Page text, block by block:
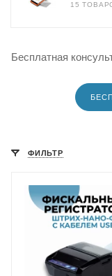
15
Бесплатная
ФИЛЬТР